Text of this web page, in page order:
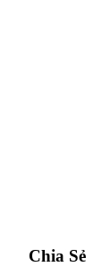
Chia Sẻ